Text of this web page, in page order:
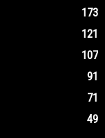
173
121
107
91
71
49